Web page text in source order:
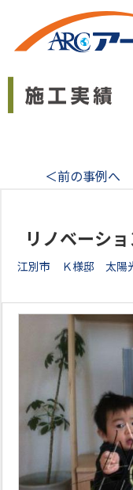
＜前の事例へ
リノベーシ
江別市 Ｋ様邸 太陽